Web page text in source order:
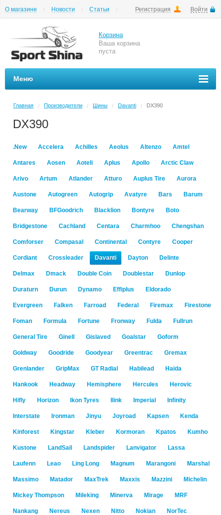
Регистрация Войти
О магазине Новости
Статьи
Корзина
Ваша корзина
пуста
Меню
Главная / Производители / Шины / Davanti / DX390
DX390
.New Accelera Achilles Aeolus Altenzo Amtel
Antares Aosen Aoteli Aplus Apollo Arctic Claw
Arivo Artum Atlander Atturo Auplus Tire Aurora
Austone Autogreen Autogrip Avatyre Bars Barum
Bearway BFGoodrich Blacklion Bontyre Boto
Bridgestone Cachland Centara Charmhoo Chengshan
Comforser Compasal Continental Contyre Cooper
Cordiant Crossleader Davanti Dayton Delinte
Delmax Dmack Double Coin Doublestar Dunlop
Duraturn Durun Dynamo Effiplus Eldorado
Evergreen Falken Farroad Federal Firemax Firestone
Foman Formula Fortune Fronway Fulda Fullrun
General Tire Ginell Gislaved Goalstar Goform
Goldway Goodride Goodyear Greentrac Gremax
Grenlander GripMax GT Radial Habilead Haida
Hankook Headway Hemisphere Hercules Herovic
Hifly Horizon Ikon Tyres Ilink Imperial Infinity
Interstate Ironman Jinyu Joyroad Kapsen Kenda
Kinforest Kingstar Kleber Kormoran Kpatos Kumho
Kustone LandSail Landspider Lanvigator Lassa
Laufenn Leao Ling Long Magnum Marangoni Marshal
Massimo Matador MaxTrek Maxxis Mazzini Michelin
Mickey Thompson Mileking Minerva Mirage MRF
Nankang Nereus Nexen Nitto Nokian NorTec